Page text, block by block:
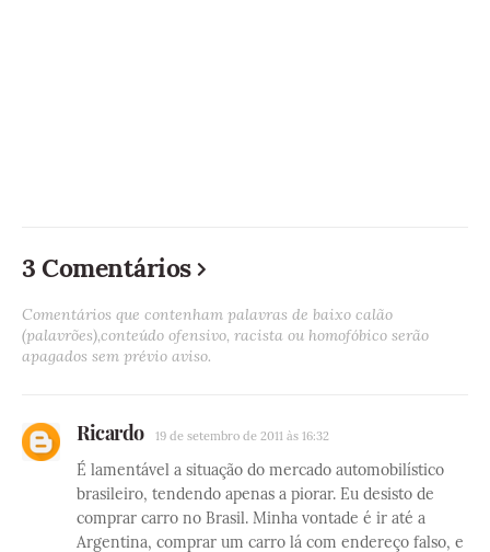
3 Comentários
Comentários que contenham palavras de baixo calão
(palavrões),conteúdo ofensivo, racista ou homofóbico serão
apagados sem prévio aviso.
Ricardo 19 de setembro de 2011 às 16:32
É lamentável a situação do mercado automobilístico
brasileiro, tendendo apenas a piorar. Eu desisto de
comprar carro no Brasil. Minha vontade é ir até a
Argentina, comprar um carro lá com endereço falso, e